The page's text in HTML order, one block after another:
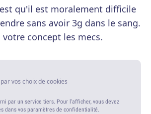
qu'il est moralement difficile
sans avoir 3g dans le sang.
votre concept les mecs.
vos choix de cookies
par un service tiers. Pour l'afficher, vous devez
dans vos paramètres de confidentialité.